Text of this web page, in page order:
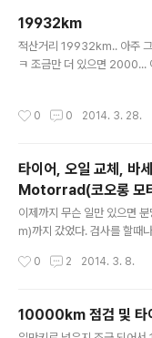
19932km
적산거리 19932km.. 아주
ㅋ 조금만 더 있으면 2000...
0 0 2014. 3. 28.
타이어, 오일 교체, 바
Motorrad(코오롱 모
이제까지 무슨 일만 있으면
m)까지 갔었다. 검사를 할때
을 갔다. 그 이유는 아래와 같
그나마 가깝다. 3. 세번째! 이
공개하도록 하겠습니다 ㅎㅎ
0 2 2014. 3. 8.
10000km 점검 및 타